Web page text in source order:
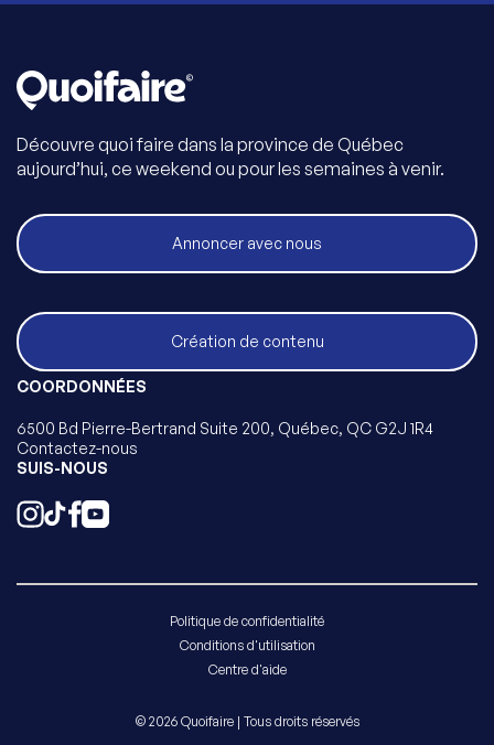
Découvre quoi faire dans la province de Québec
aujourd’hui, ce weekend ou pour les semaines à venir.
Annoncer avec nous
Création de contenu
COORDONNÉES
6500 Bd Pierre-Bertrand Suite 200, Québec, QC G2J 1R4
Contactez-nous
SUIS-NOUS
Politique de confidentialité
Conditions d'utilisation
Centre d'aide
© 2026 Quoifaire | Tous droits réservés